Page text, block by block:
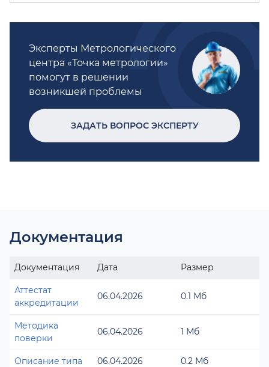
Эксперты Метрологического
центра «Точка метрологии»
помогут в решении
возникшей проблемы
ЗАДАТЬ ВОПРОС ЭКСПЕРТУ
Документация
Документация Дата Размер
Аттестат
аккредитации
06.04.2026 0.1 Мб
Методика
поверки
06.04.2026 1 Мб
Описание типа 06.04.2026 0.2 Мб